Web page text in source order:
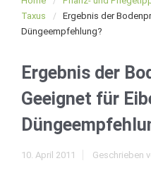
Taxus
Ergebnis der
Düngeempfehlung?
Ergebnis der
Geeignet für
10. April 2011 Geschrieben